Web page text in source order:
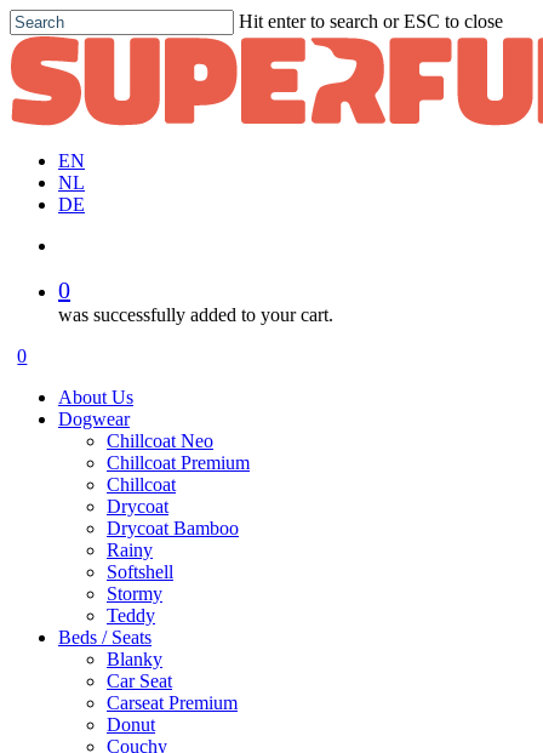
Skip
to
main
content
Hit enter to search or ESC to close
Close
Search
EN
NL
DE
0
was successfully added to your cart.
Menu
account
0
About Us
Dogwear
Chillcoat Neo
Chillcoat Premium
Chillcoat
Drycoat
Drycoat Bamboo
Rainy
Softshell
Stormy
Teddy
Beds / Seats
Blanky
Car Seat
Carseat Premium
Donut
Couchy